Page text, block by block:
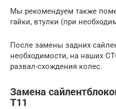
Мы рекомендуем также
гайки, втулки (при
После замены задних
необходимости, на наших
развал-схождения колес.
Замена
Т11